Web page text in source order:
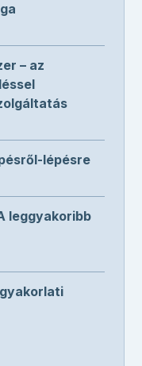
– az
lépésre
leggyakoribb